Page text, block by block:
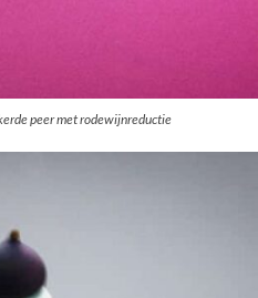
peer met rodewijnreductie